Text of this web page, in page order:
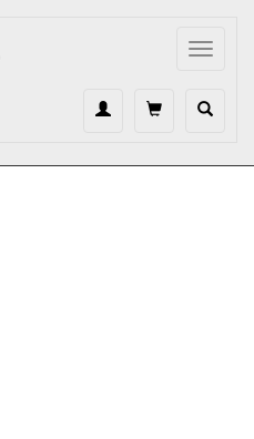
Toggle